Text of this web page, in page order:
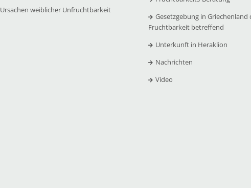
Ursachen weiblicher Unfruchtbarkeit
Gesetzgebung in Griechenland
Fruchtbarkeit betreffend
Unterkunft in Heraklion
Nachrichten
Video